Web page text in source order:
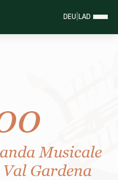
DEU LAD
Musicale
Gardena